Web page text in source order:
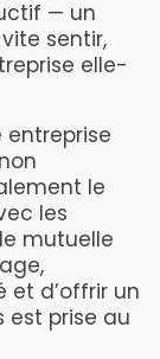
— un
sentir,
elle-
entreprise
le
les
mutuelle
et d’offrir un
est prise au